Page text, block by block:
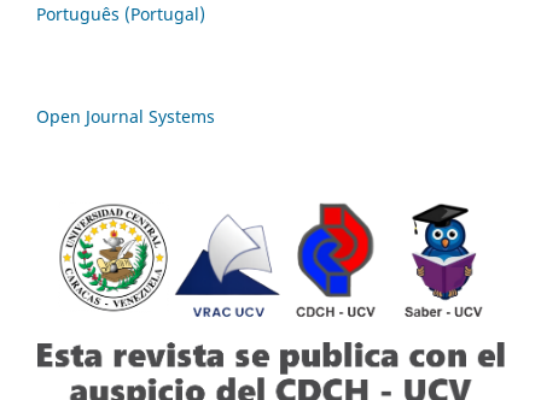
Português (Portugal)
Open Journal Systems